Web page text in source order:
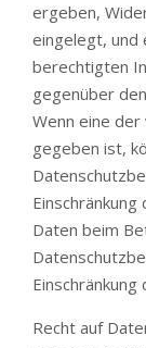
ergeben,
eingelegt, und
berechtigten
gegenüber
Wenn eine
gegeben ist,
Daten beim
Recht auf